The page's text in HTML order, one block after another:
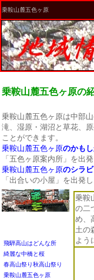
乗鞍山麓五色ヶ原
乗鞍山麓五色ヶ原の
乗鞍山麓五色ヶ原は中部
滝、湿原・湖沼と草花、
ことができます。
乗鞍山麓五色ヶ原のかも
「五色ヶ原案内所」を出
乗鞍山麓五色ヶ原のシラ
「出合いの小屋」を出発
乗鞍
の二
め、
土の
よう
飛騨高山はどんな所
綺麗な中橋と桜
春高山祭り秋高山祭り
乗鞍山麓五色ヶ原